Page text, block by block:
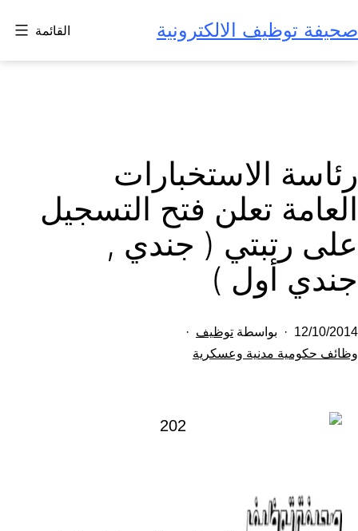
إلى
المحتوى
صحيفة توظيف الالكترونية القائمة
رئاسة الاستخبارات
العامة تعلن فتح التسجيل
على رتبتي ( جندي ,
جندي أول )
تم
النشر
12/10/2014 بواسطة توظيف
مصنف
وظائف حكومية مدنية وعسكرية